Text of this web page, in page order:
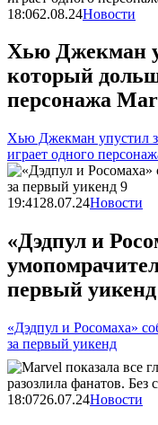
18:062.08.24Новости
Хью Джекман
который
персонажа
Хью Джекман упустил
играет одного
19:41 28.07.24Новости
«Дэдпул и
первый уикенд
«Дэдпул и Росомаха»
за первый уикенд
18:0726.07.24Новости